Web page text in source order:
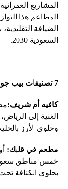
المشاريع
المطاعم هذا
الضيافة
السعودية 2030.
7 تصنيفات بيب
كافيه أم شريف:
الغنية إلى
وحلوى الأرز
مطعم في قلبك:
خمس مناطق
بحلوى الكنافة